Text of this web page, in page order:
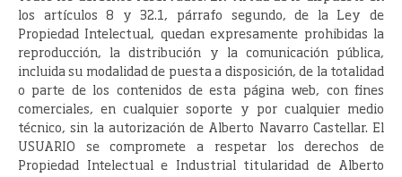
los artículos 8 y 32.1, párrafo segundo, de la Ley de
Propiedad Intelectual, quedan expresamente prohibidas la
reproducción, la distribución y la comunicación pública,
incluida su modalidad de puesta a disposición, de la totalidad
o parte de los contenidos de esta página web, con fines
comerciales, en cualquier soporte y por cualquier medio
técnico, sin la autorización de Alberto Navarro Castellar. El
USUARIO se compromete a respetar los derechos de
Propiedad Intelectual e Industrial titularidad de Alberto